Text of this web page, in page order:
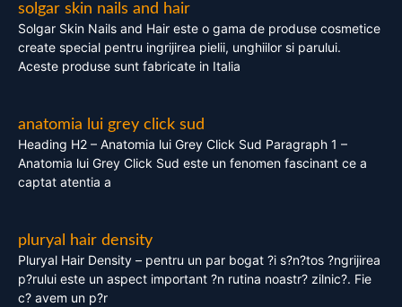
solgar skin nails and hair
Solgar Skin Nails and Hair este o gama de produse cosmetice
create special pentru ingrijirea pielii, unghiilor si parului.
Aceste produse sunt fabricate in Italia
anatomia lui grey click sud
Heading H2 – Anatomia lui Grey Click Sud Paragraph 1 –
Anatomia lui Grey Click Sud este un fenomen fascinant ce a
captat atentia a
pluryal hair density
Pluryal Hair Density – pentru un par bogat ?i s?n?tos ?ngrijirea
p?rului este un aspect important ?n rutina noastr? zilnic?. Fie
c? avem un p?r